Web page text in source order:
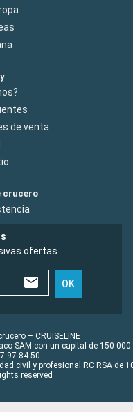
de venta
crucero
ofertas
OK
– CRUISELINE
SAM con un capital de 150 000
97 84 50
civil y profesional RC RSA de
reserved